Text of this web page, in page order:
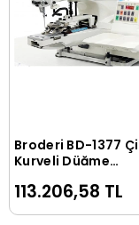
Sepete
Broderi BD-1377
Kurveli Düğme
Drive)
113.206,58 TL